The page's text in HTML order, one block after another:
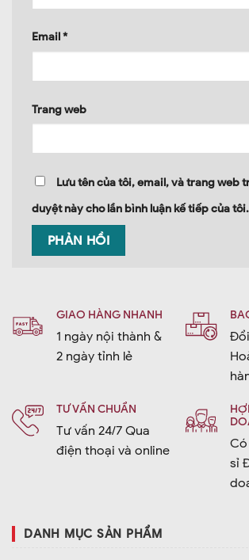
Email*
Trang web
Lưu tên của tôi, email, và trang web
duyệt này cho lần bình luận kế tiếp của tôi.
GIAO HÀNG NHANH
1 ngày nội thành &
2 ngày tỉnh lẻ
TƯ VẤN CHUẨN
Tư vấn 24/7 Qua
điện thoại và online
sỉ
DANH MỤC SẢN PHẨM